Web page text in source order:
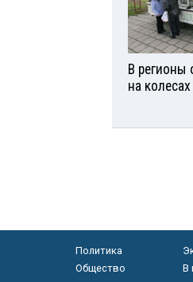
В регионы
на колесах
Политика
Общество
В